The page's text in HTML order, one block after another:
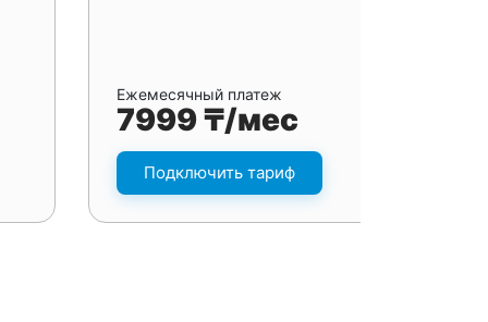
Ежемесячный платеж
7999 ₸/мес
Подключить тариф